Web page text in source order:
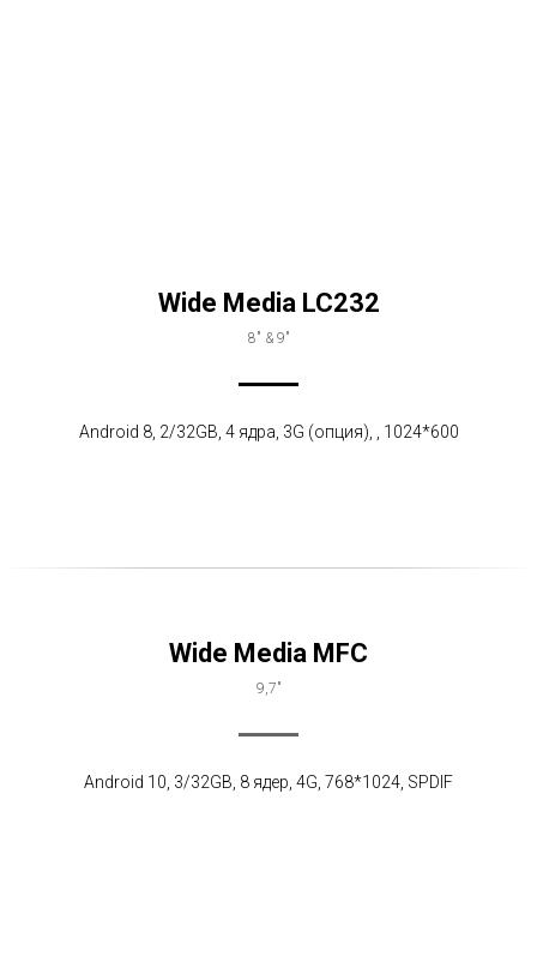
Wide Media LC232
8" & 9"
Android 8, 2/32GB, 4 ядра, 3G (опция), , 1024*600
Wide Media MFC
9,7"
Android 10, 3/32GB, 8 ядер, 4G, 768*1024, SPDIF